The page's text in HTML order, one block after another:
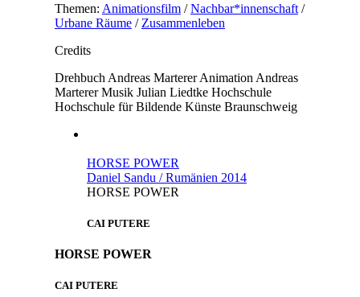
Themen: Animationsfilm/Nachbar*innenschaft/
Urbane Räume/ Zusammenleben
Credits
Drehbuch Andreas Marterer Animation Andreas
Marterer Musik Julian Liedtke Hochschule
Hochschule für Bildende Künste Braunschweig
HORSE POWER
Daniel Sandu / Rumänien 2014
HORSE POWER
CAI PUTERE
HORSE POWER
CAI PUTERE